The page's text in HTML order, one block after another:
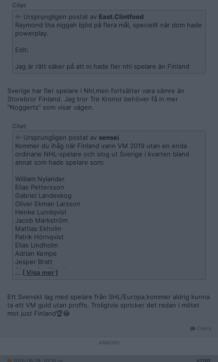
Citat:
Ursprungligen postat av East.Clintfood
Raymond tha niggah bjöd på flera mål, speciellt när dom hade
powerplay.
Edit:
Jag är rätt säker på att ni hade fler nhl spelare än Finland
Sverige har fler spelare i Nhl,men fortsätter vara sämre än
Storebror Finland. Jag tror Tre Kronor behöver få in mer
"Noggerts" som visar vägen.
Citat:
Ursprungligen postat av sensei
Kommer du ihåg när Finland vann VM 2019 utan en enda
ordinarie NHL-spelare och slog ut Sverige i kvarten bland
annat som hade spelare som:
William Nylander
Elias Pettersson
Gabriel Landeskog
Oliver Ekman Larsson
Henke Lundqvist
Jacob Markström
Mattias Ekholm
Patrik Hörnqvist
Elias Lindholm
Adrian Kempe
Jesper Bratt
Alexander Wennberg
Sverige skulle satsa på liknande koncept och skicka ett mer
SHL-betonat lag till kommande VM
… [ Visa mer ]
Ett Svenskt lag med spelare från SHL/Europa,kommer aldrig kunna
ta ett VM guld utan proffs. Troligtvis spricker det redan i mötet
mot just Finland🏆😂
Citera